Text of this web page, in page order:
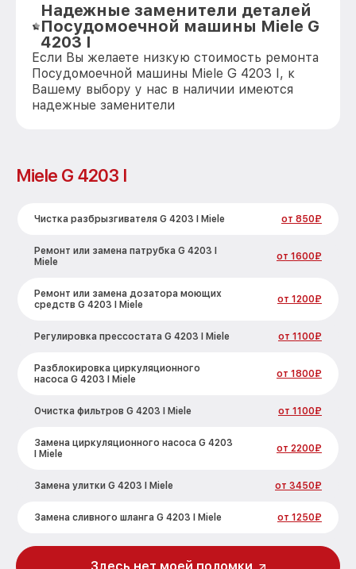
Надежные заменители деталей
Посудомоечной машины Miele G
4203 I
Если Вы желаете низкую стоимость ремонта
Посудомоечной машины Miele G 4203 I, к
Вашему выбору у нас в наличии имеются
надежные заменители
Miele G 4203 I
Чистка разбрызгивателя G 4203 I Miele от 850₽
Ремонт или замена патрубка G 4203 I
Miele
от 1600₽
Ремонт или замена дозатора моющих
средств G 4203 I Miele
от 1200₽
Регулировка прессостата G 4203 I Miele от 1100₽
Разблокировка циркуляционного
насоса G 4203 I Miele
от 1800₽
Очистка фильтров G 4203 I Miele от 1100₽
Замена циркуляционного насоса G 4203
I Miele
от 2200₽
Замена улитки G 4203 I Miele от 3450₽
Замена сливного шланга G 4203 I Miele от 1250₽
Замена сливного насоса G 4203 I Miele от 1590₽